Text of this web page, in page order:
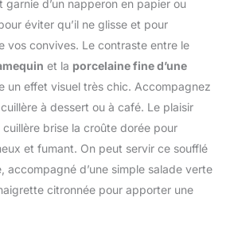
surface lisse, les aliments
se démoulent facilement,
individuels va au lave-
vaisselle. De plus, les
cocottes s'empilent,
permettant d'économiser
cuisine Polyvalente :
Avec la mini cocotte,
vous pouvez préparer
sans effort des plats
d'un design compact, ce
mixeur est facile à ranger
et parfait pour toutes vos
tâches de cuisine.
garnie d’un napperon en papier ou
éviter qu’il ne glisse et pour
vos convives. Le contraste entre le
et la porcelaine fine d’une
un effet visuel très chic. Accompagnez
à dessert ou à café. Le plaisir
brise la croûte dorée pour
et fumant. On peut servir ce soufflé
accompagné d’une simple salade verte
citronnée pour apporter une